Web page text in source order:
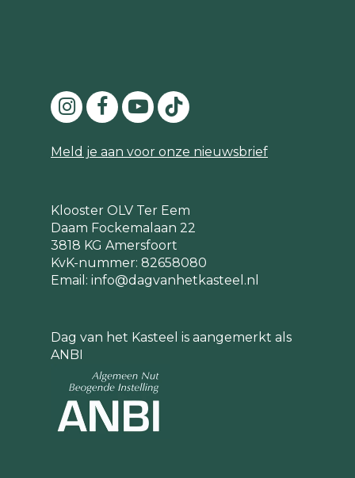
Meld je aan voor onze nieuwsbrief
Klooster OLV Ter Eem
Daam Fockemalaan 22
3818 KG Amersfoort
KvK-nummer: 82658080
Email: info@dagvanhetkasteel.nl
Dag van het Kasteel is aangemerkt als
ANBI